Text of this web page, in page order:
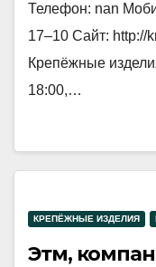
Телефон: nan
17‒10 Сайт: http://
Крепёжные
18:00,…
КРЕПЁЖНЫЕ ИЗДЕЛИЯ
Этм,